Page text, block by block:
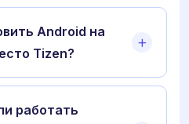
Android на
Tizen?
работать